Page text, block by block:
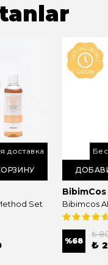
доставка
Set
BibimCos
%68
₺
₺